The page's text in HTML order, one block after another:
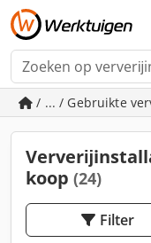
/ ... / Gebruikte
koop (24)
Filter